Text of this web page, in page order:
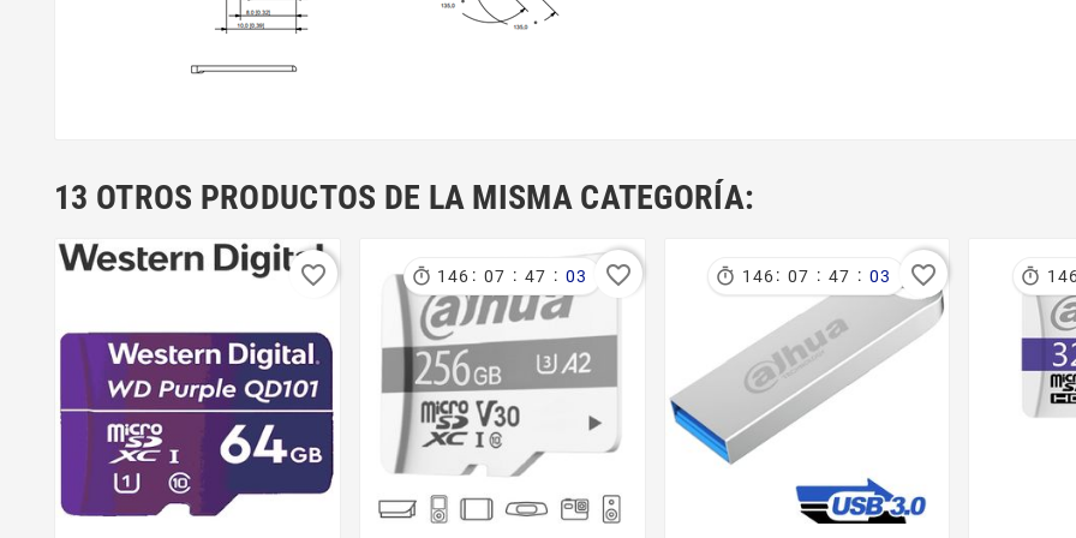
13 OTROS PRODUCTOS DE LA MISMA CATEGORÍA:
favorite_border  146 : 07 : 47 : 02 favorite_border  146: 07 : 47 : 02 favorite_border 